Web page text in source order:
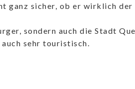
ganz sicher, ob er wirklich
sondern auch die Stadt
sehr touristisch.